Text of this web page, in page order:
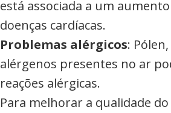
está associada a um
doenças cardíacas.
Problemas alérgicos:
alérgenos presentes no ar
reações alérgicas.
Para melhorar a qualidade